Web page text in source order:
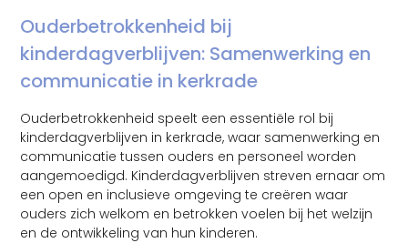
Ouderbetrokkenheid bij
kinderdagverblijven: Samenwerking en
communicatie in kerkrade
Ouderbetrokkenheid speelt een essentiële rol bij
kinderdagverblijven in kerkrade, waar samenwerking en
communicatie tussen ouders en personeel worden
aangemoedigd. Kinderdagverblijven streven ernaar om
een open en inclusieve omgeving te creëren waar
ouders zich welkom en betrokken voelen bij het welzijn
en de ontwikkeling van hun kinderen.